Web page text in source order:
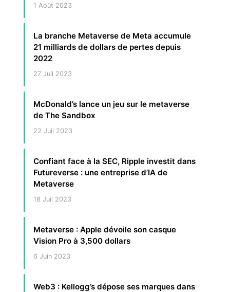
1 Août 2023
La branche Metaverse de Meta accumule
21 milliards de dollars de pertes depuis
2022
27 Juil 2023
McDonald’s lance un jeu sur le metaverse
de The Sandbox
22 Juil 2023
Confiant face à la SEC, Ripple investit dans
Futureverse : une entreprise d’IA de
Metaverse
18 Juil 2023
Metaverse : Apple dévoile son casque
Vision Pro à 3,500 dollars
6 Juin 2023
Web3 : Kellogg’s dépose ses marques dans